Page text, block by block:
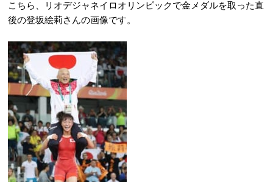
こちら、リオデジャネイロオリンピックで金メダルを取った直
後の登坂絵莉さんの画像です。